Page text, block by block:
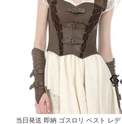
当日発送 即納 ゴスロリ ベスト レ